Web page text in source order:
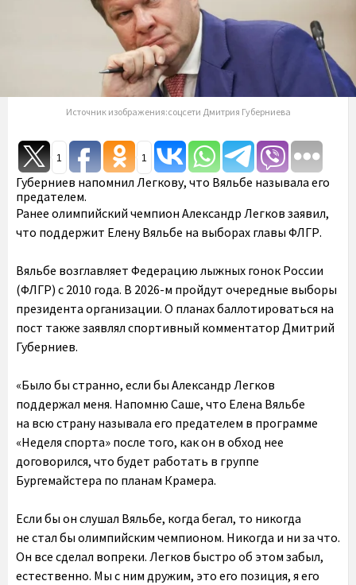
Источник изображения:соцсети Дмитрия Губерниева
1 1
Губерниев напомнил Легкову, что Вяльбе называла его
предателем.
Ранее олимпийский чемпион Александр Легков заявил,
что поддержит Елену Вяльбе на выборах главы ФЛГР.
Вяльбе возглавляет Федерацию лыжных гонок России
(ФЛГР) с 2010 года. В 2026-м пройдут очередные выборы
президента организации. О планах баллотироваться на
пост также заявлял спортивный комментатор Дмитрий
Губерниев.
«Было бы странно, если бы Александр Легков
поддержал меня. Напомню Саше, что Елена Вяльбе
на всю страну называла его предателем в программе
«Неделя спорта» после того, как он в обход нее
договорился, что будет работать в группе
Бургемайстера по планам Крамера.
Если бы он слушал Вяльбе, когда бегал, то никогда
не стал бы олимпийским чемпионом. Никогда и ни за что.
Он все сделал вопреки. Легков быстро об этом забыл,
естественно. Мы с ним дружим, это его позиция, я его